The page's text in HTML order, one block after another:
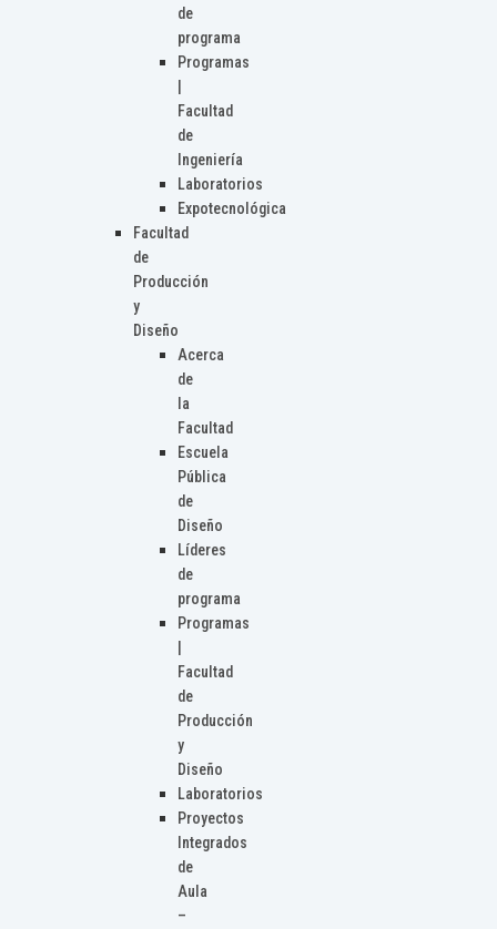
de
programa
Programas
Facultad
de
Ingeniería
Laboratorios
Expotecnológica
Facultad
de
Producción
y
Diseño
Acerca
de
la
Facultad
Escuela
Pública
de
Diseño
Líderes
de
programa
Programas
Facultad
de
Producción
y
Diseño
Laboratorios
Proyectos
Integrados
de
Aula
–